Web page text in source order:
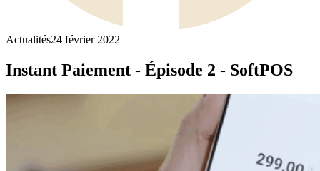
Actualités24 février 2022
Instant Paiement - Épisode 2 - SoftPOS